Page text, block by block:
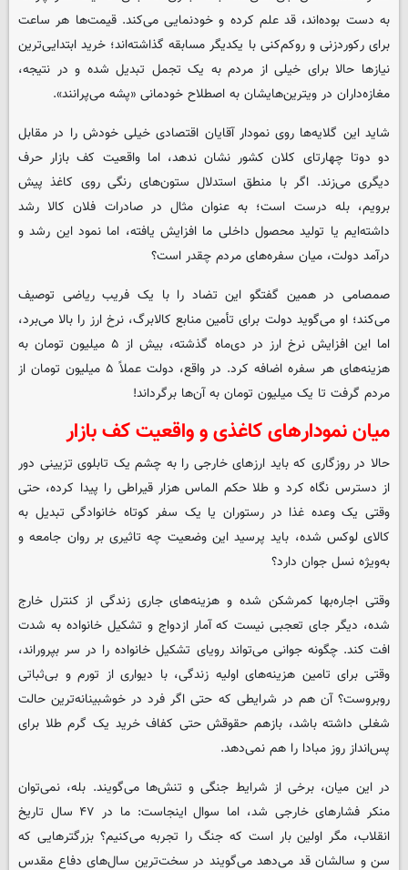
به دست بوده‌اند، قد علم کرده و خودنمایی می‌کند. قیمت‌ها هر ساعت
برای رکوردزنی و روکم‌کنی با یکدیگر مسابقه گذاشته‌اند؛ خرید ابتدایی‌ترین
نیازها حالا برای خیلی از مردم به یک تجمل تبدیل شده و در نتیجه،
مغازه‌داران در ویترین‌هایشان به اصطلاح خودمانی «پشه می‌پرانند».
شاید این گلایه‌ها روی نمودار آقایان اقتصادی خیلی خودش را در مقابل
دو دوتا چهارتای کلان کشور نشان ندهد، اما واقعیت کف بازار حرف
دیگری می‌زند. اگر با منطق استدلال ستون‌های رنگی روی کاغذ پیش
برویم، بله درست است؛ به عنوان مثال در صادرات فلان کالا رشد
داشته‌ایم یا تولید محصول داخلی ما افزایش یافته، اما نمود این رشد و
درآمد دولت، میان سفره‌های مردم چقدر است؟
صمصامی در همین گفتگو این تضاد را با یک فریب ریاضی توصیف
می‌کند؛ او می‌گوید دولت برای تأمین منابع کالابرگ، نرخ ارز را بالا می‌برد،
اما این افزایش نرخ ارز در دی‌ماه گذشته، بیش از ۵ میلیون تومان به
هزینه‌های هر سفره اضافه کرد. در واقع، دولت عملاً ۵ میلیون تومان از
مردم گرفت تا یک میلیون تومان به آن‌ها برگرداند!
میان نمودارهای کاغذی و واقعیت کف بازار
حالا در روزگاری که باید ارزهای خارجی را به چشم یک تابلوی تزیینی دور
از دسترس نگاه کرد و طلا حکم الماس هزار قیراطی را پیدا کرده، حتی
وقتی یک وعده غذا در رستوران یا یک سفر کوتاه خانوادگی تبدیل به
کالای لوکس شده، باید پرسید این وضعیت چه تاثیری بر روان جامعه و
به‌ویژه نسل جوان دارد؟
وقتی اجاره‌بها کمرشکن شده و هزینه‌های جاری زندگی از کنترل خارج
شده، دیگر جای تعجبی نیست که آمار ازدواج و تشکیل خانواده به شدت
افت کند. چگونه جوانی می‌تواند رویای تشکیل خانواده را در سر بپروراند،
وقتی برای تامین هزینه‌های اولیه زندگی، با دیواری از تورم و بی‌ثباتی
روبروست؟ آن هم در شرایطی که حتی اگر فرد در خوشبینانه‌ترین حالت
شغلی داشته باشد، بازهم حقوقش حتی کفاف خرید یک گرم طلا برای
پس‌انداز روز مبادا را هم نمی‌دهد.
در این میان، برخی از شرایط جنگی و تنش‌ها می‌گویند. بله، نمی‌توان
منکر فشارهای خارجی شد، اما سوال اینجاست: ما در ۴۷ سال تاریخ
انقلاب، مگر اولین بار است که جنگ را تجربه می‌کنیم؟ بزرگترهایی که
سن و سالشان قد می‌دهد می‌گویند در سخت‌ترین سال‌های دفاع مقدس